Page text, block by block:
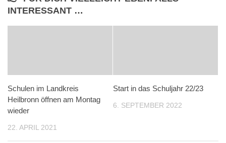
INTERESSANT …
Schulen im Landkreis
Heilbronn öffnen am Montag
wieder
22. APRIL 2021
Start in das Schuljahr 22/23
6. SEPTEMBER 2022